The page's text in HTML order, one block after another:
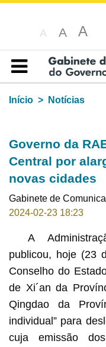
A A A
Índice
Início
Notícias
Governo da
Central por
novas cidades
Gabinete de
2024-02-23 18:23
A
publicou, hoje (23
Conselho do
de Xi´an da
Qingdao da
individual” para
cuja emissão